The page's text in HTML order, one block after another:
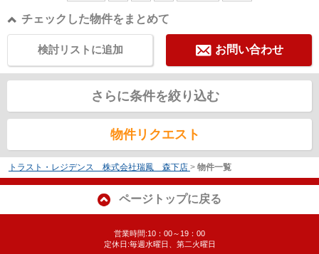
チェックした物件をまとめて
お問い合わせ
検討リストに追加
さらに条件を絞り込む
物件リクエスト
トラスト・レジデンス 株式会社瑞鳳 森下店 > 物件一覧
ページトップに戻る
営業時間:10：00～19：00
定休日:毎週水曜日、第二火曜日